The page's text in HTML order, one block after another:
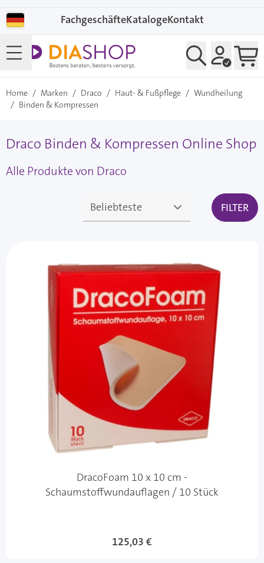
FachgeschäfteKatalogeKontakt
Home / Marken / Draco / Haut- & Fußpflege / Wundheilung
/ Binden & Kompressen
Draco Binden & Kompressen Online Shop
Alle Produkte von Draco
FILTER
DracoFoam 10 x 10 cm -
Schaumstoffwundauflagen / 10 Stück
125,03 €